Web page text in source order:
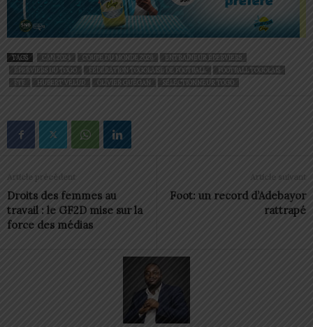
TAGS CAN 2024 COUPE DU MONDE 2026
ENTRAÎNEUR ÉPERVIERS
ÉPERVIERS DU TOGO
FÉDÉRATION TOGOLAISE DE FOOTBALL
FOOTBALL TOGOLAIS
FTF
HUBERT VELUD OLIVIER GUÉGAN SÉLECTIONNEUR TOGO
Article précédent
Droits des femmes au
travail : le GF2D mise sur la
force des médias
Article suivant
Foot: un record d’Adebayor
rattrapé